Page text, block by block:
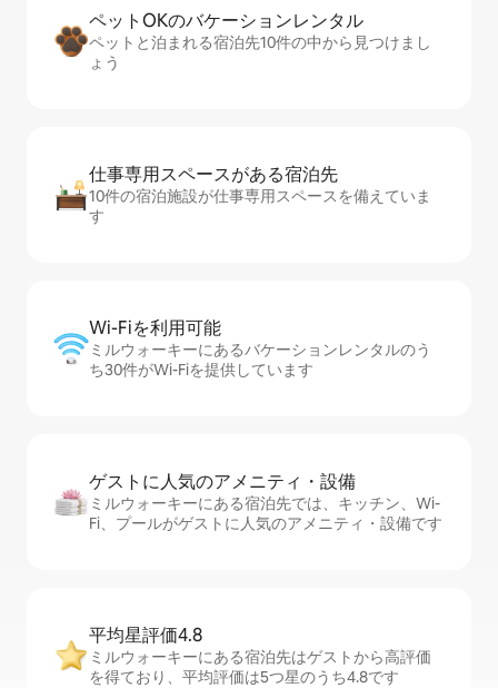
ペットOKのバ⁠ケ⁠ー⁠シ⁠ョ⁠ンレ⁠ン⁠タ⁠ル
ペットと泊まれる宿泊先10件の中から見つけまし
ょう
仕事専用ス⁠ペ⁠ー⁠スがあ⁠る宿⁠泊⁠先
10件の宿泊施設が仕事専用スペースを備えていま
す
Wi-Fiを利⁠用⁠可⁠能
ミルウォーキーにあるバケーションレンタルのう
ち30件がWi-Fiを提供しています
ゲストに人⁠気⁠のア⁠メ⁠ニ⁠テ⁠ィ・設⁠備
ミルウォーキーにある宿泊先では、キッチン、Wi-
Fi、プールがゲストに人気のアメニティ・設備です
平均星評価4.8
ミルウォーキーにある宿泊先はゲストから高評価
を得ており、平均評価は5つ星のうち4.8です